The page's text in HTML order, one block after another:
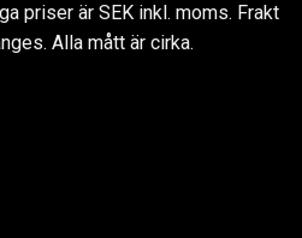
priser är SEK inkl. moms. Frakt
Alla mått är cirka.